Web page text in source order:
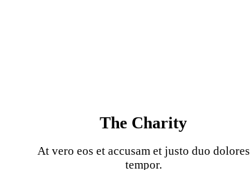
The Charity
At vero eos et accusam et justo duo dolores
tempor.